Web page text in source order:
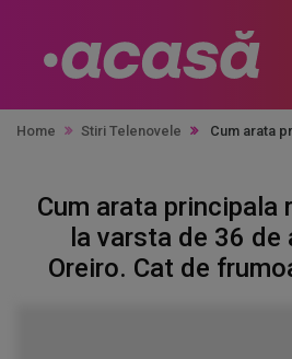
Home Stiri Telenovele Cum arata
Cum arata principala
la varsta de 36 de
Oreiro. Cat de